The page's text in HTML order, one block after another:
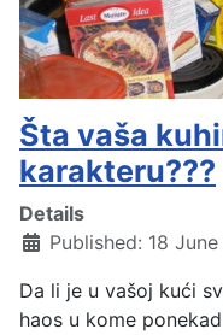
Šta vaša
karakteru???
Details
Published: 18
Da li je u vašoj kući
haos u kome